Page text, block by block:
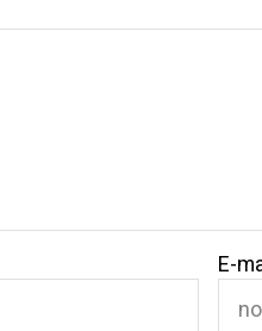
E-